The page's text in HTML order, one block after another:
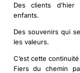
Des clients d’hier
enfants.
Des souvenirs qui
les valeurs.
C’est cette
Fiers du chemin